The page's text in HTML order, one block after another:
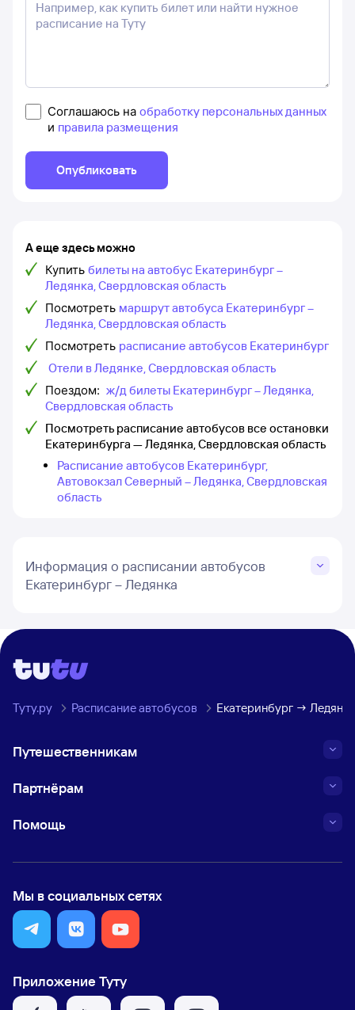
Соглашаюсь на обработку персональных данных
и правила размещения
Опубликовать
А еще здесь можно
Купить билеты на автобус Екатеринбург –
Ледянка, Свердловская область
Посмотреть маршрут автобуса Екатеринбург –
Ледянка, Свердловская область
Посмотреть расписание автобусов Екатеринбург
Отели в Ледянке, Свердловская область
Поездом: ж/д билеты Екатеринбург – Ледянка,
Свердловская область
Посмотреть расписание автобусов все остановки
Екатеринбурга — Ледянка, Свердловская область
Расписание автобусов Екатеринбург,
Автовокзал Северный – Ледянка, Свердловская
область
Информация о расписании автобусов
Екатеринбург – Ледянка
Туту.ру Расписание автобусов Екатеринбург →
Путешественникам
Партнёрам
Помощь
Мы в социальных сетях
Приложение Туту